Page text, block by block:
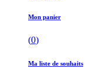
Mon panier
(0)
Ma liste de souhaits